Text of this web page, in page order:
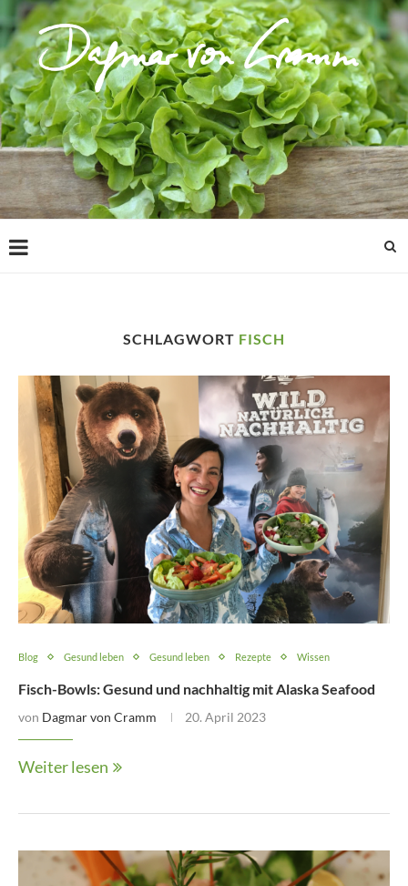
SCHLAGWORT FISCH
Blog Gesund leben Gesund leben Rezepte Wissen
Fisch-Bowls: Gesund und nachhaltig mit Alaska Seafood
von Dagmar von Cramm 20. April 2023
Weiter lesen